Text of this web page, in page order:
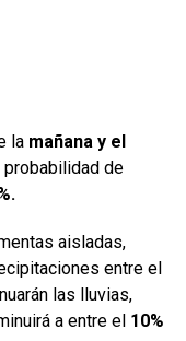
la mañana y el
probabilidad de
aisladas,
entre el
las lluvias,
a entre el 10%